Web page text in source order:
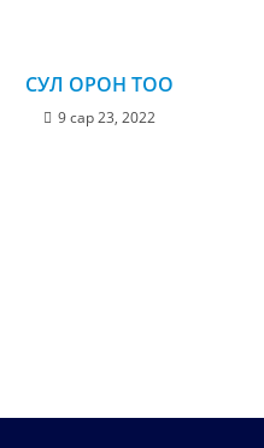
СУЛ ОРОН ТОО
9 сар 23, 2022